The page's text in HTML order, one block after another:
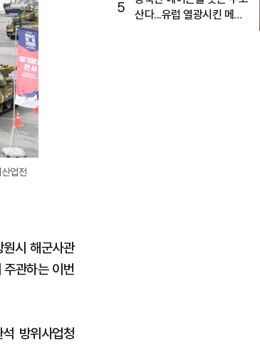
업전
시 해군사관
관하는 이번
방위사업청
5
산다...유럽 열광시킨 메이